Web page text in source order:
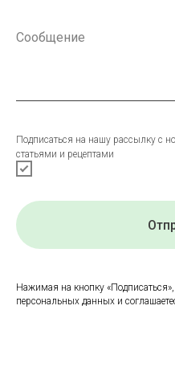
Подписаться на нашу рассылку
статьями и рецептами
Нажимая на кнопку «Подписаться»,
персональных данных и